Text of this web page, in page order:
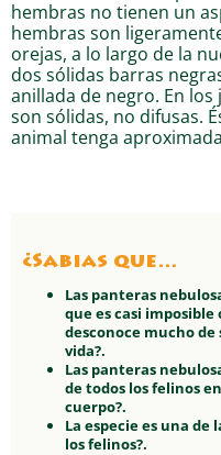
hembras no tienen un
hembras son
orejas, a lo largo de la
dos sólidas barras
anillada de negro. En
son sólidas, no difusas.
animal tenga
¿Sabias que…
Las panteras
que es casi imposible
desconoce mucho
vida?.
Las panteras
de todos los felinos
cuerpo?.
La especie es una
los felinos?.